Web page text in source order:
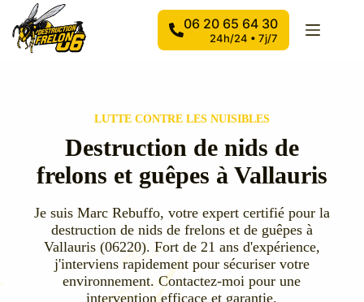
contenu
06 20 65 64 30
24h/24 • 7j/7
LUTTE CONTRE LES NUISIBLES
Destruction de nids de
frelons et guêpes à Vallauris
Je suis Marc Rebuffo, votre expert certifié pour la
destruction de nids de frelons et de guêpes à
Vallauris (06220). Fort de 21 ans d'expérience,
j'interviens rapidement pour sécuriser votre
environnement. Contactez-moi pour une
intervention efficace et garantie.